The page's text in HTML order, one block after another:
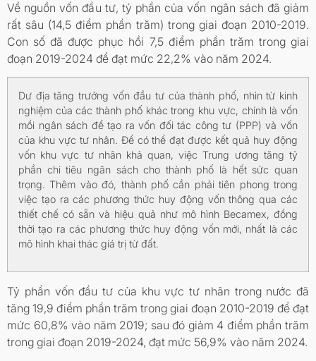
Về nguồn vốn đầu tư, tỷ phần của vốn ngân sách đã giảm
rất sâu (14,5 điểm phần trăm) trong giai đoạn 2010-2019.
Con số đã được phục hồi 7,5 điểm phần trăm trong giai
đoạn 2019-2024 để đạt mức 22,2% vào năm 2024.
Dư địa tăng trưởng vốn đầu tư của thành phố, nhìn từ kinh
nghiệm của các thành phố khác trong khu vực, chính là vốn
mồi ngân sách để tạo ra vốn đối tác công tư (PPP) và vốn
của khu vực tư nhân. Để có thể đạt được kết quả huy động
vốn khu vực tư nhân khả quan, việc Trung ương tăng tỷ
phần chi tiêu ngân sách cho thành phố là hết sức quan
trọng. Thêm vào đó, thành phố cần phải tiên phong trong
việc tạo ra các phương thức huy động vốn thông qua các
thiết chế có sẵn và hiệu quả như mô hình Becamex, đồng
thời tạo ra các phương thức huy động vốn mới, nhất là các
mô hình khai thác giá trị từ đất.
Tỷ phần vốn đầu tư của khu vực tư nhân trong nước đã
tăng 19,9 điểm phần trăm trong giai đoạn 2010-2019 để đạt
mức 60,8% vào năm 2019; sau đó giảm 4 điểm phần trăm
trong giai đoạn 2019-2024, đạt mức 56,9% vào năm 2024.